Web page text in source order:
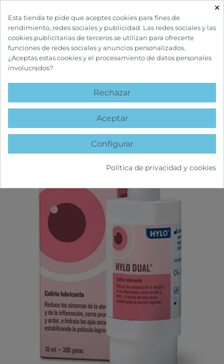
INICIO CUIDADOS CORPORALES
favorite
×
Esta tienda te pide que aceptes cookies para fines de
rendimiento, redes sociales y publicidad. Las redes sociales y las
cookies publicitarias de terceros se utilizan para ofrecerte
funciones de redes sociales y anuncios personalizados.
¿Aceptas estas cookies y el procesamiento de datos personales
involucrados?
Rechazar
Aceptar
Configurar
Política de privacidad y cookies